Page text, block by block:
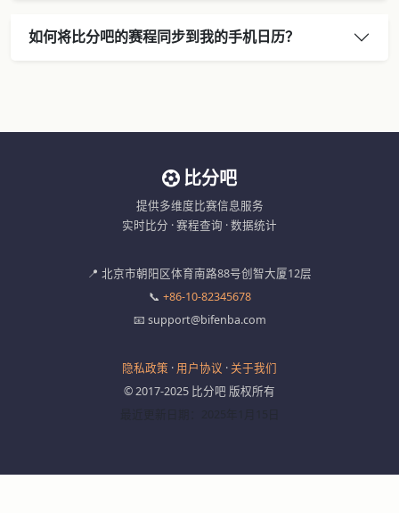
如何将比分吧的赛程同步到我的手机日历？
比分吧
提供多维度比赛信息服务
实时比分 · 赛程查询 · 数据统计
📍 北京市朝阳区体育南路88号创智大厦12层
📞 +86-10-82345678
📧 support@bifenba.com
隐私政策 · 用户协议 ·关于我们
© 2017-2025 比分吧 版权所有